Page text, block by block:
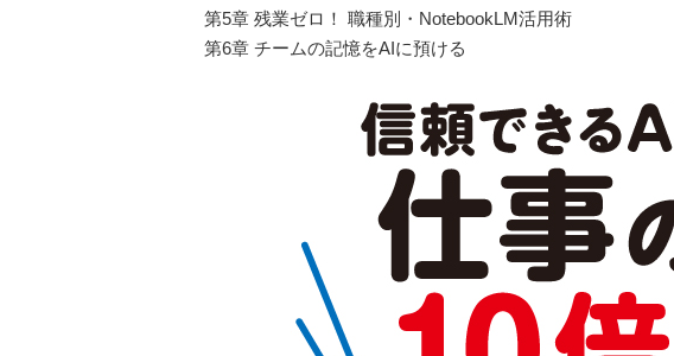
第5章 残業ゼロ！ 職種別・NotebookLM活用術
第6章 チームの記憶をAIに預ける